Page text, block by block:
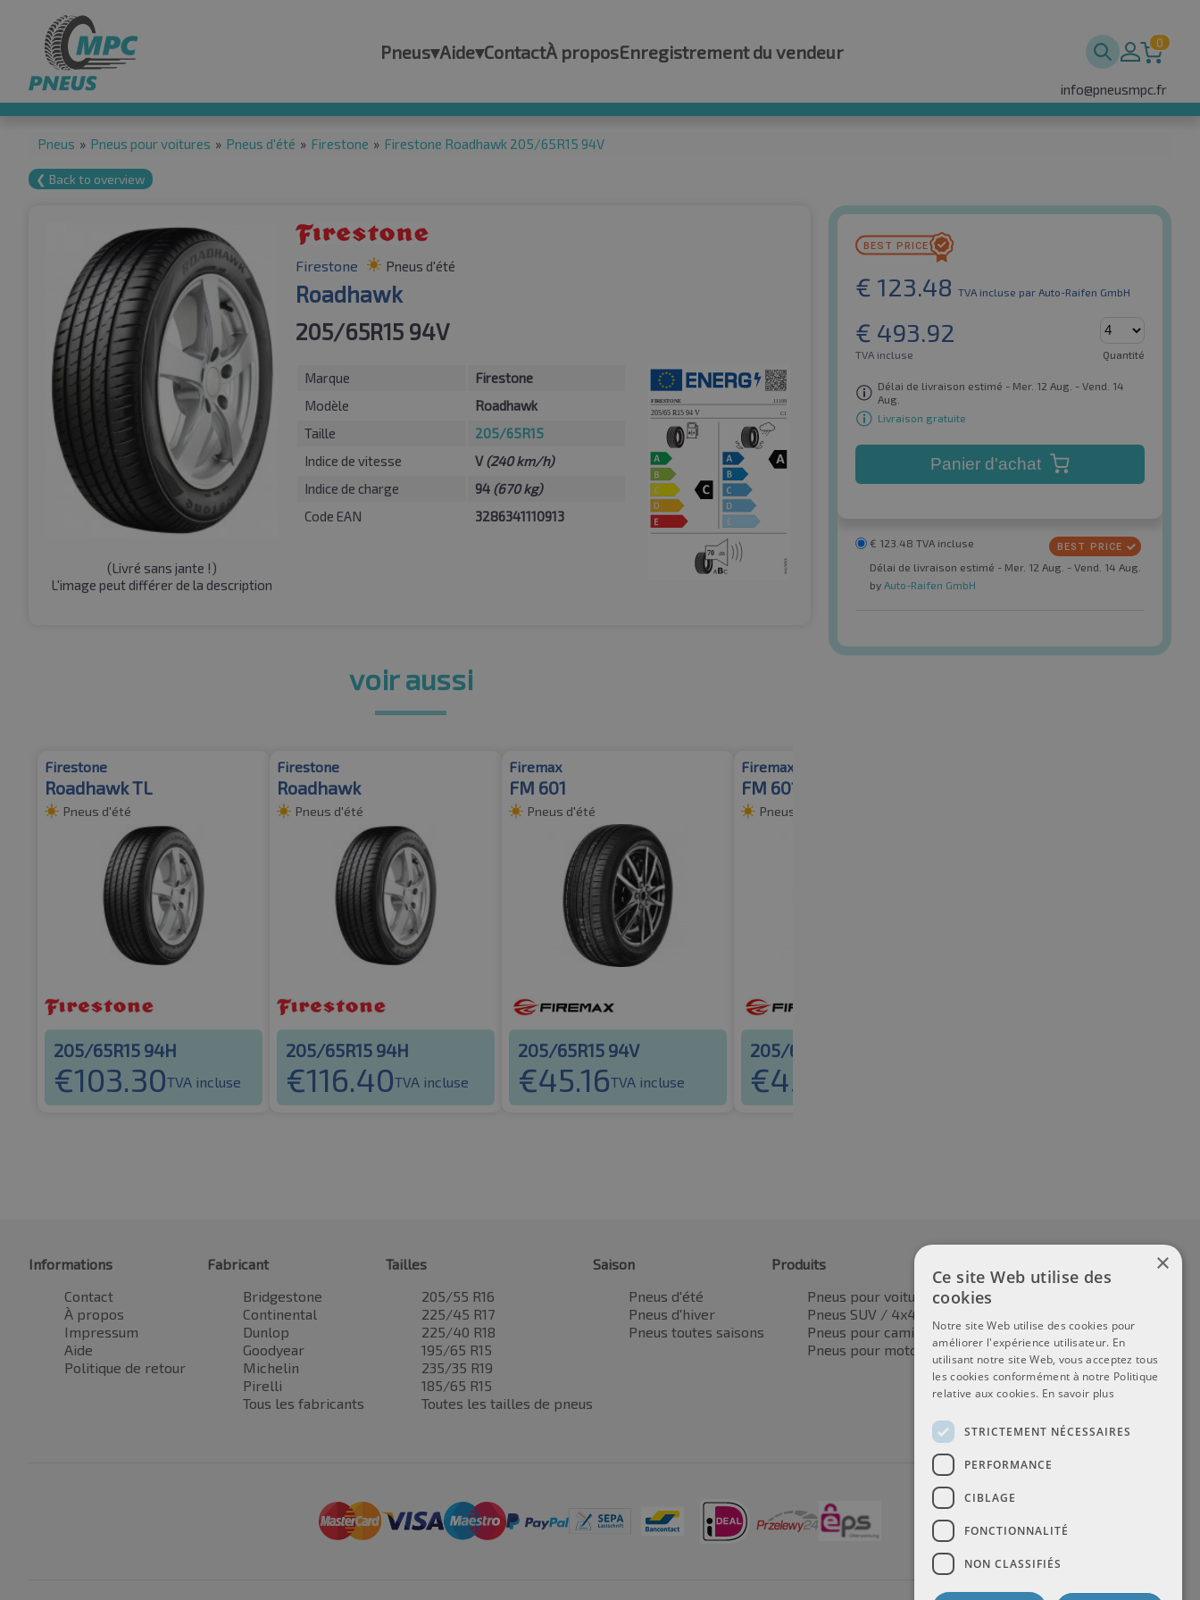
Pneus▾Aide▾ContactÀ proposEnregistrement du vendeur 0
info@pneusmpc.fr
Pneus » Pneus pour voitures » Pneus d'été » Firestone » Firestone Roadhawk 205/65R15 94V
❮ Back to overview
(Livré sans jante !)
L'image peut différer de la description
Firestone Pneus d'été
Roadhawk
205/65R15 94V
Marque
Firestone
Modèle
Roadhawk
Taille
205/65R15
Indice de vitesse
V(240 km/h)
Indice de charge
94 (670 kg)
Code EAN
3286341110913
€ 123.48 TVA incluse par Auto-Raifen GmbH
€ 493.92
TVA incluse Quantité
Délai de livraison estimé - Mer. 12 Aug. - Vend. 14
Aug.
Livraison gratuite
Panier d'achat
€ 123.48 TVA incluse
Délai de livraison estimé - Mer. 12 Aug. - Vend. 14 Aug.
by Auto-Raifen GmbH
voir aussi
Firestone
Roadhawk TL
Pneus d'été
205/65R15 94H
€103.30TVA incluse
Firestone
Roadhawk
Pneus d'été
205/65R15 94H
€116.40TVA incluse
Firemax
FM 601
Pneus d'été
205/65R15 94V
€45.16TVA incluse
Firemax
FM 601
Pneus d'été
205/65R15 94V
€45.16
Informations
Contact
À propos
Impressum
Aide
Politique de retour
Fabricant
Bridgestone
Continental
Dunlop
Goodyear
Michelin
Pirelli
Tous les fabricants
Tailles
205/55 R16
225/45 R17
225/40 R18
195/65 R15
235/35 R19
185/65 R15
Toutes les tailles de pneus
Saison
Pneus d'été
Pneus d'hiver
Pneus toutes saisons
Produits
Pneus pour voitures
Pneus SUV / 4x4
Pneus pour camionnettes
Pneus pour motos
×
Ce site Web utilise des
cookies
Notre site Web utilise des cookies pour
améliorer l'expérience utilisateur. En
utilisant notre site Web, vous acceptez tous
les cookies conformément à notre Politique
relative aux cookies. En savoir plus
STRICTEMENT NÉCESSAIRES
PERFORMANCE
CIBLAGE
FONCTIONNALITÉ
NON CLASSIFIÉS